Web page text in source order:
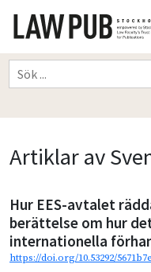
Artiklar av
Hur EES-avtalet
berättelse om hur
internationella
https://doi.org/10.53292/